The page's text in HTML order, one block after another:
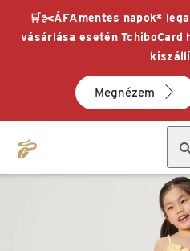
🛒✂️ÁFAmentes napok*
vásárlása esetén TchiboCard
Megnézem